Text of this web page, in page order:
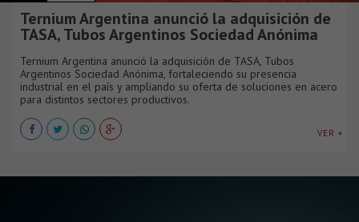
Ternium Argentina anunció la adquisición de
TASA, Tubos Argentinos Sociedad Anónima
Ternium Argentina anunció la adquisición de TASA, Tubos
Argentinos Sociedad Anónima, fortaleciendo su presencia
industrial en el país y ampliando su oferta de soluciones en acero
para distintos sectores productivos.
VER +